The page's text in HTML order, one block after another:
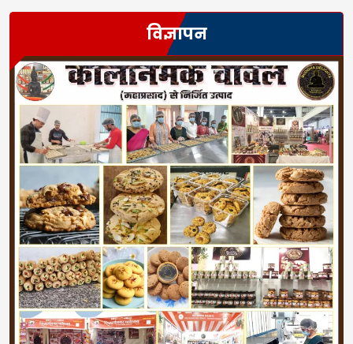
विज्ञापन